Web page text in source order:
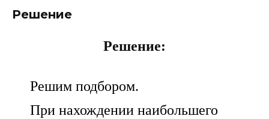
Решение
Решение:
Решим подбором.
При нахождении наибольшего